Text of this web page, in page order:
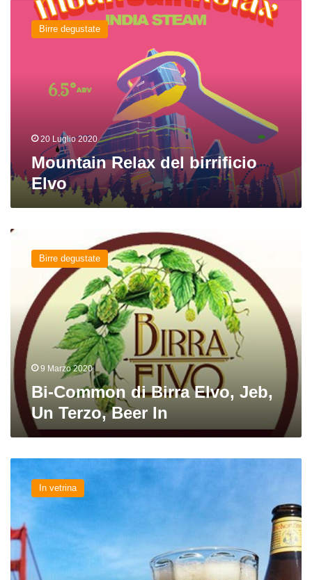
Mountain
Relax
Birre degustate
20 Luglio 2020
Mountain Relax del birrificio
Elvo
Bi-
Common
Terzo,
Beer
In
Birre degustate
9 Marzo 2020
Bi-Common di Birra Elvo, Jeb,
Un Terzo, Beer In
Hall
of
Fame.
XXVIII.
Anchor
Steam
Beer
In vetrina